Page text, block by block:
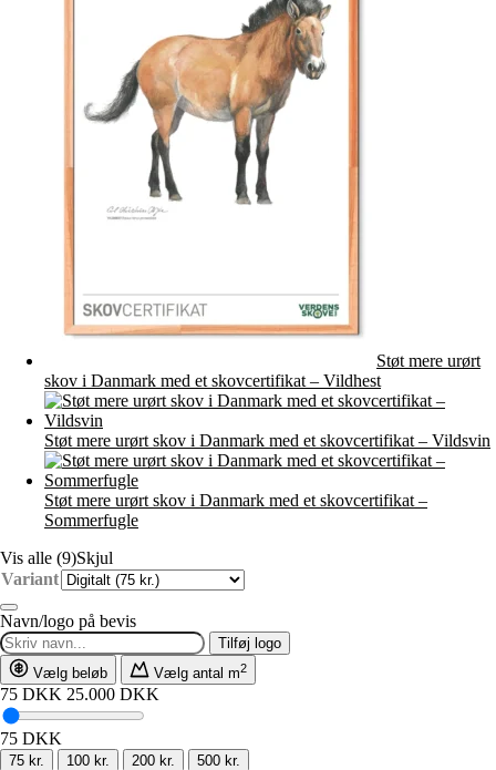
Støt mere urørt
skov i Danmark med et skovcertifikat – Vildhest
Støt mere urørt skov i Danmark med et skovcertifikat – Vildsvin
Støt mere urørt skov i Danmark med et skovcertifikat –
Sommerfugle
Vis alle (9)Skjul
Variant
Navn/logo på bevis
Tilføj logo
Vælg beløb
Vælg antal m2
75 DKK 25.000 DKK
75 DKK
75 kr. 100 kr. 200 kr. 500 kr.